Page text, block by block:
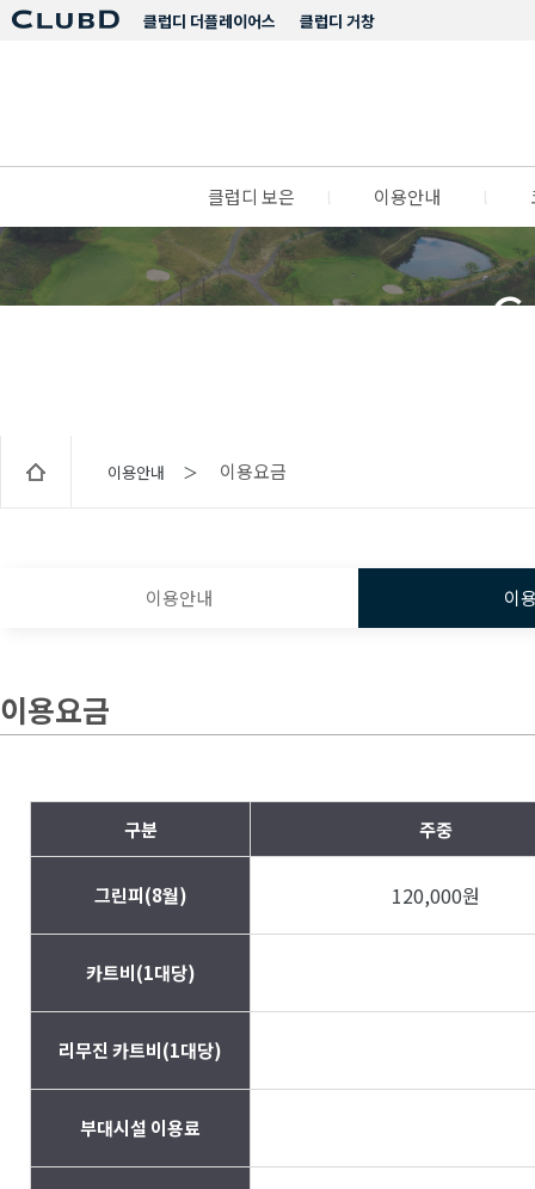
클럽디 거창
클럽디 더플레이어스
클럽디 보은 이용안내
이용안내 ＞ 이용요금
이용안내 이
이용요금
구분 주중
그린피(8월) 120,000원
카트비(1대당)
리무진 카트비(1대당)
부대시설 이용료